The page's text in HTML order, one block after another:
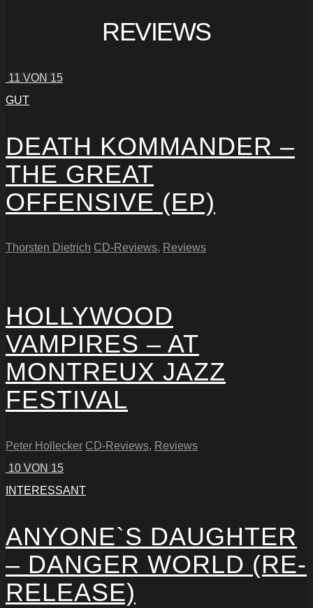
REVIEWS
11 VON 15
GUT
DEATH KOMMANDER –
THE GREAT
OFFENSIVE (EP)
Thorsten Dietrich CD-Reviews, Reviews
HOLLYWOOD
VAMPIRES – AT
MONTREUX JAZZ
FESTIVAL
Peter Hollecker CD-Reviews, Reviews
10 VON 15
INTERESSANT
ANYONE`S DAUGHTER
– DANGER WORLD (RE-
RELEASE)